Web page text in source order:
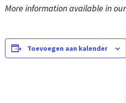
More information available in our
Toevoegen aan kalender